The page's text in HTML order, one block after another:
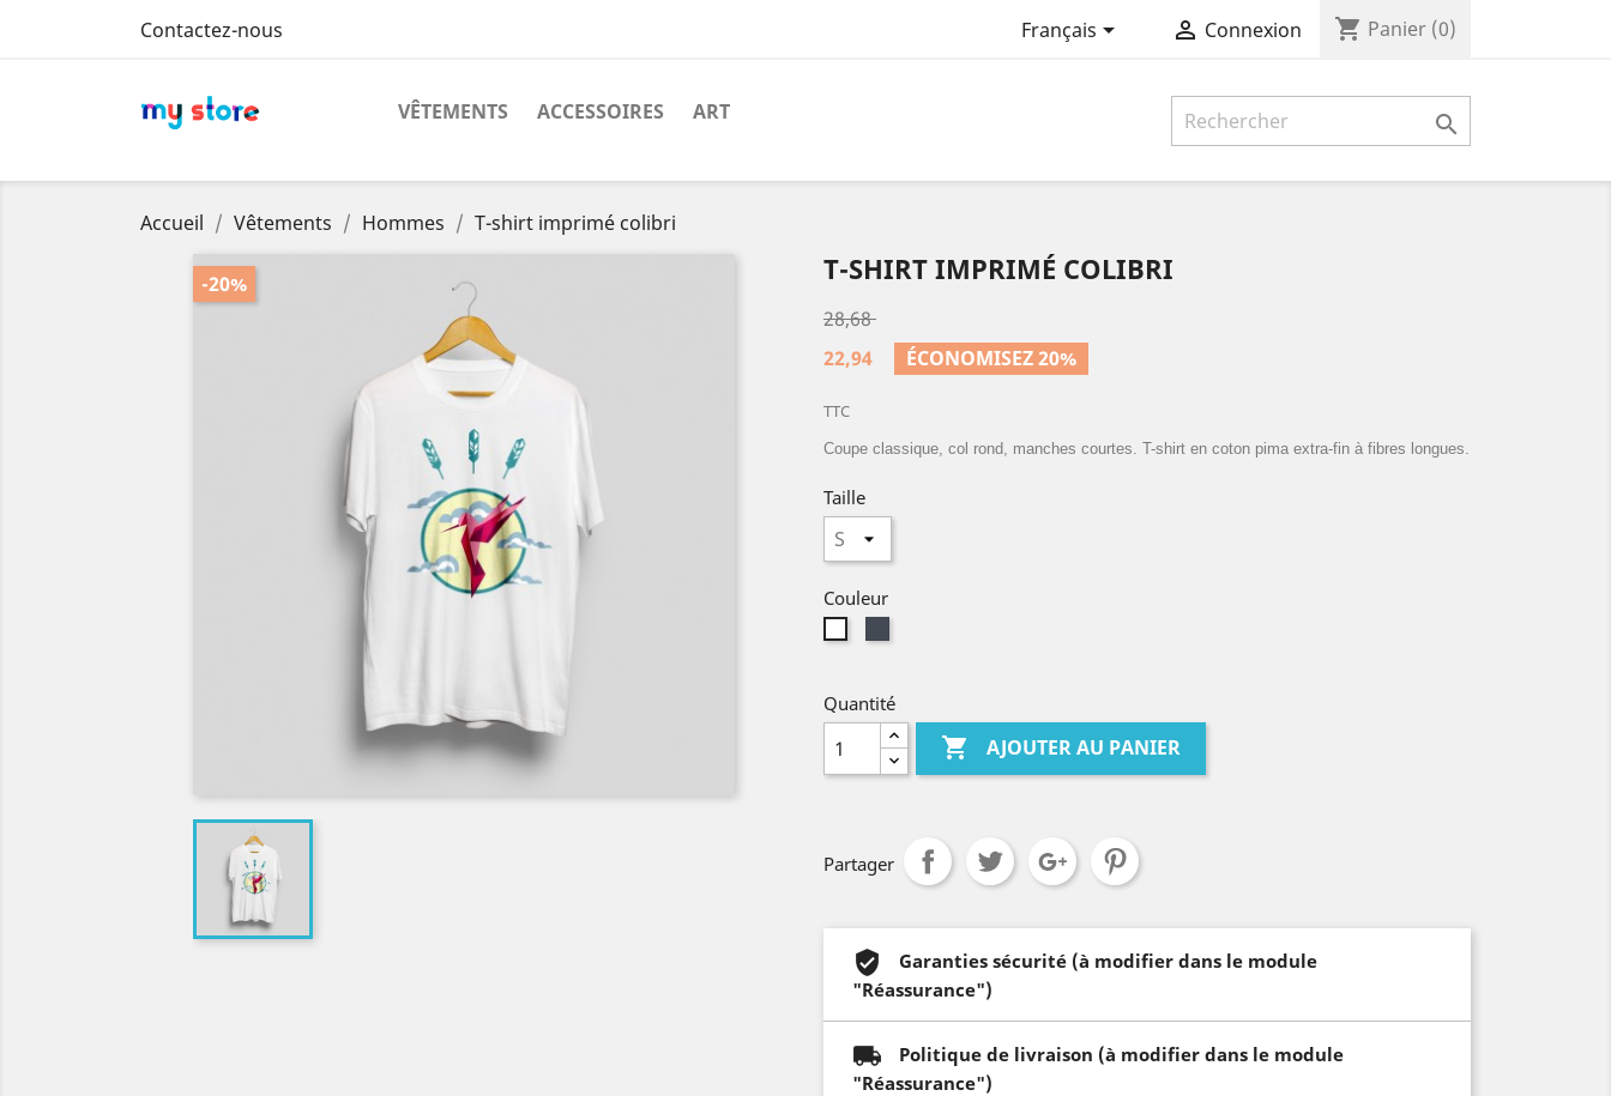
Contactez-nous Français  Connexion shopping_cart Panier (0)
VÊTEMENTS ACCESSOIRES ART 
Accueil Vêtements Hommes T-shirt imprimé colibri
-20% T-SHIRT IMPRIMÉ COLIBRI
28,68
22,94
ÉCONOMISEZ 20%
TTC
Coupe classique, col rond, manches courtes. T-shirt en coton pima extra-fin à fibres longues.
Taille
Couleur
Quantité
 AJOUTER AU PANIER
Partager
Garanties sécurité (à modifier dans le module
"Réassurance")
Politique de livraison (à modifier dans le module
"Réassurance")